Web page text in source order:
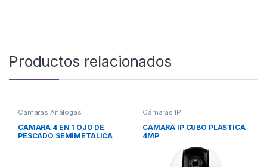
Productos relacionados
Cámaras Análogas
CAMARA 4 EN 1 OJO DE
PESCADO SEMIMETALICA
Cámaras IP
CAMARA IP CUBO PLASTICA
4MP